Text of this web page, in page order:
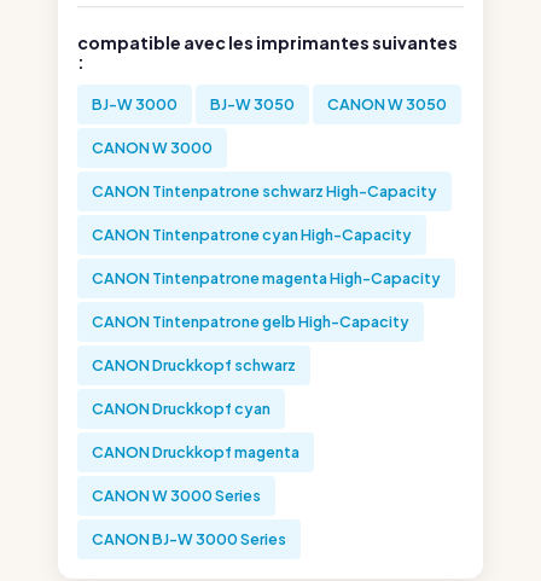
compatible avec les imprimantes suivantes
:
BJ-W 3000 BJ-W 3050 CANON W 3050
CANON W 3000
CANON Tintenpatrone schwarz High-Capacity
CANON Tintenpatrone cyan High-Capacity
CANON Tintenpatrone magenta High-Capacity
CANON Tintenpatrone gelb High-Capacity
CANON Druckkopf schwarz
CANON Druckkopf cyan
CANON Druckkopf magenta
CANON W 3000 Series
CANON BJ-W 3000 Series